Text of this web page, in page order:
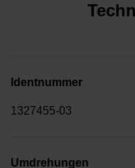
Identnummer
1327455-03
Umdrehungen